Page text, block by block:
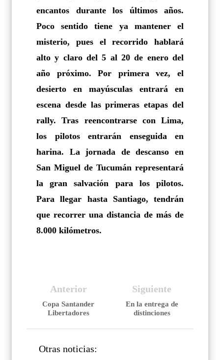
encantos durante los últimos años.
Poco sentido tiene ya mantener el
misterio, pues el recorrido hablará
alto y claro del 5 al 20 de enero del
año próximo. Por primera vez, el
desierto en mayúsculas entrará en
escena desde las primeras etapas del
rally. Tras reencontrarse con Lima,
los pilotos entrarán enseguida en
harina. La jornada de descanso en
San Miguel de Tucumán representará
la gran salvación para los pilotos.
Para llegar hasta Santiago, tendrán
que recorrer una distancia de más de
8.000 kilómetros.
Siguiente
En la entrega de
distinciones
Anterior
Copa Santander
Libertadores
Otras noticias: